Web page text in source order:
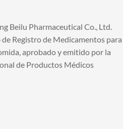
Beilu Pharmaceutical Co., Ltd.
Registro de Medicamentos para
aprobado y emitido por la
de Productos Médicos